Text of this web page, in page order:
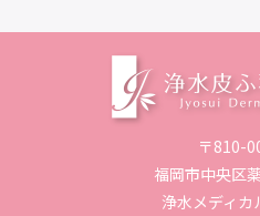
〒810-
福岡市中央区
浄水メディカ